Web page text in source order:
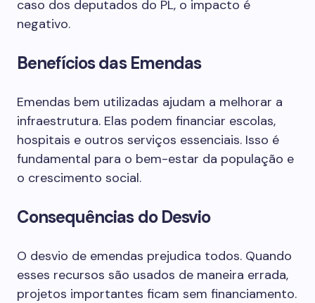
caso dos deputados do PL, o impacto é
negativo.
Benefícios das Emendas
Emendas bem utilizadas ajudam a melhorar a
infraestrutura. Elas podem financiar escolas,
hospitais e outros serviços essenciais. Isso é
fundamental para o bem-estar da população e
o crescimento social.
Consequências do Desvio
O desvio de emendas prejudica todos. Quando
esses recursos são usados de maneira errada,
projetos importantes ficam sem financiamento.